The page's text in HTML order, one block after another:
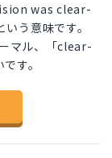
was clear-
う意味です。
マル、「clear-
す。